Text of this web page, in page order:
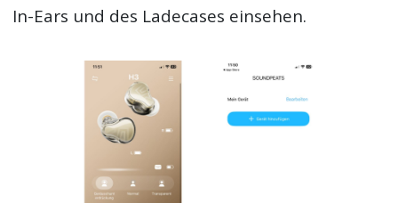
In-Ears und des Ladecases einsehen.